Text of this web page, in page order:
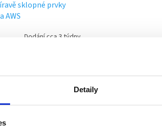
Detaily
sklopné prvky
AWS
Dodání cca 3 týdny
pro otevíravě sklopná
3 barevná provedení
9005 - černá a RAL 9016 -